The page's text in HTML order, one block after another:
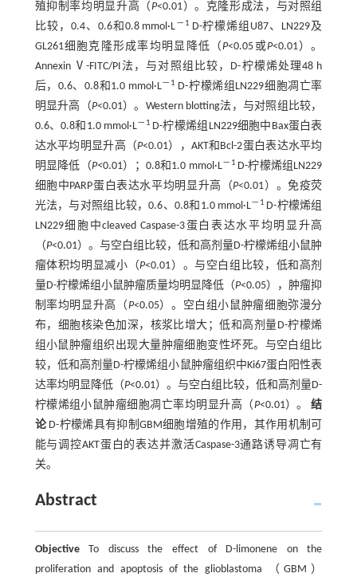
殖抑制率均明显升高（P<0.01）。克隆形成法，与对照组
比较，0.4、0.6和0.8 mmol·L－1 D-柠檬烯组U87、LN229及
GL261细胞克隆形成率均明显降低（P<0.05或P<0.01）。
Annexin Ⅴ-FITC/PI法，与对照组比较，D-柠檬烯处理48 h
后，0.6、0.8和1.0 mmol·L－1 D-柠檬烯组LN229细胞凋亡率
明显升高（P<0.01）。Western blotting法，与对照组比较，
0.6、0.8和1.0 mmol·L－1 D-柠檬烯组LN229细胞中Bax蛋白表
达水平均明显升高（P<0.01），AKT和Bcl-2蛋白表达水平均
明显降低（P<0.01）；0.8和1.0 mmol·L－1 D-柠檬烯组LN229
细胞中PARP蛋白表达水平均明显升高（P<0.01）。免疫荧
光法，与对照组比较，0.6、0.8和1.0 mmol·L－1 D-柠檬烯组
LN229细胞中cleaved Caspase-3蛋白表达水平均明显升高
（P<0.01）。与空白组比较，低和高剂量D-柠檬烯组小鼠肿
瘤体积均明显减小（P<0.01）。与空白组比较，低和高剂
量D-柠檬烯组小鼠肿瘤质量均明显降低（P<0.05），肿瘤抑
制率均明显升高（P<0.05）。空白组小鼠肿瘤细胞弥漫分
布，细胞核染色加深，核浆比增大；低和高剂量D-柠檬烯
组小鼠肿瘤组织出现大量肿瘤细胞变性坏死。与空白组比
较，低和高剂量D-柠檬烯组小鼠肿瘤组织中Ki67蛋白阳性表
达率均明显降低（P<0.01）。与空白组比较，低和高剂量D-
柠檬烯组小鼠肿瘤细胞凋亡率均明显升高（P<0.01）。结
论D-柠檬烯具有抑制GBM细胞增殖的作用，其作用机制可
能与调控AKT蛋白的表达并激活Caspase-3通路诱导凋亡有
关。
Abstract
ObjectiveTo discuss the effect of D-limonene on the
proliferation and apoptosis of the glioblastoma （GBM）